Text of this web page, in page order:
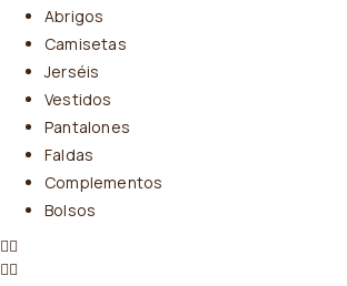
Abrigos
Camisetas
Jerséis
Vestidos
Pantalones
Faldas
Complementos
Bolsos